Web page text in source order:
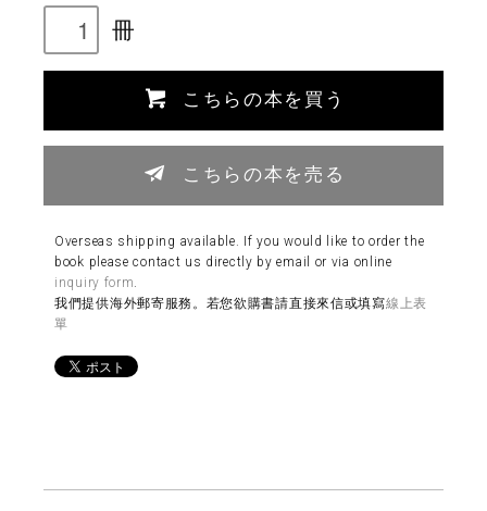
冊
こちらの本を買う
こちらの本を売る
Overseas shipping available. If you would like to order the
book please contact us directly by email or via online
inquiry form
我們提供海外郵寄服務。若您欲購書請直接來信或填寫線上表
單